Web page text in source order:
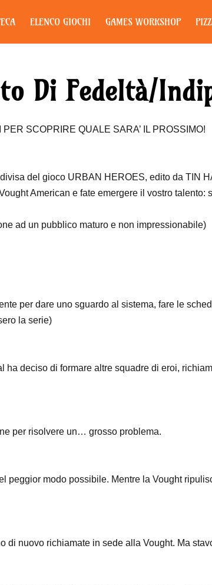
ELENCO GIOCHI GAMES WORKSHOP
Di Fedeltà/
SCOPRIRE QUALE SARA’ IL PROSSIMO!
del gioco URBAN HEROES, edito da TIN
American e fate emergere il vostro talento:
ad un pubblico maturo e non impressionabile)
per dare uno sguardo al sistema, fare le
la serie)
ha deciso di formare altre squadre di eroi,
per risolvere un… grosso problema.
modo possibile. Mentre la Vought
di nuovo richiamate in sede alla Vought. Ma